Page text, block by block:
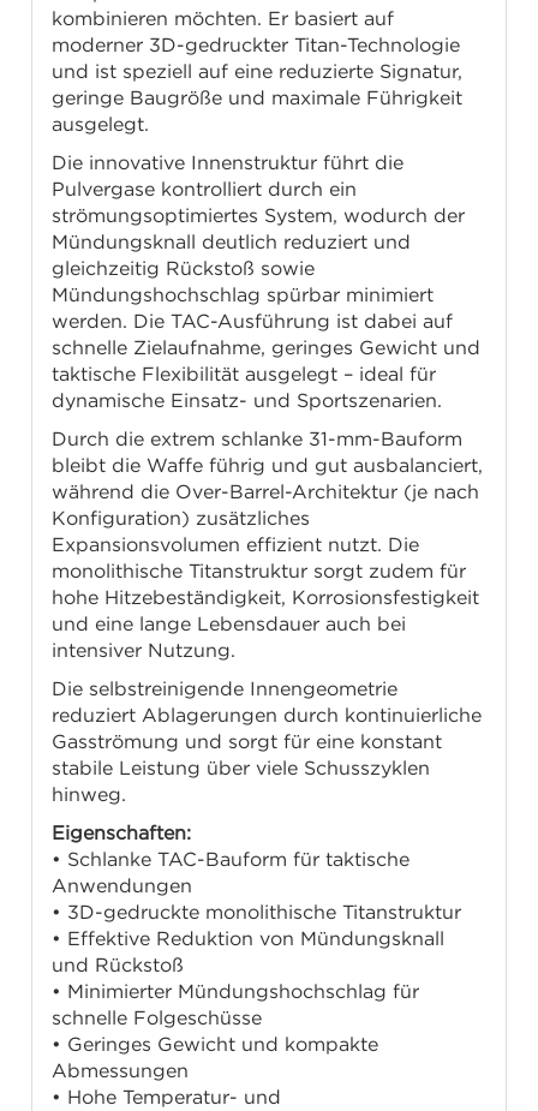
kombinieren möchten. Er basiert auf
moderner 3D-gedruckter Titan-Technologie
und ist speziell auf eine reduzierte Signatur,
geringe Baugröße und maximale Führigkeit
ausgelegt.
Die innovative Innenstruktur führt die
Pulvergase kontrolliert durch ein
strömungsoptimiertes System, wodurch der
Mündungsknall deutlich reduziert und
gleichzeitig Rückstoß sowie
Mündungshochschlag spürbar minimiert
werden. Die TAC-Ausführung ist dabei auf
schnelle Zielaufnahme, geringes Gewicht und
taktische Flexibilität ausgelegt – ideal für
dynamische Einsatz- und Sportszenarien.
Durch die extrem schlanke 31-mm-Bauform
bleibt die Waffe führig und gut ausbalanciert,
während die Over-Barrel-Architektur (je nach
Konfiguration) zusätzliches
Expansionsvolumen effizient nutzt. Die
monolithische Titanstruktur sorgt zudem für
hohe Hitzebeständigkeit, Korrosionsfestigkeit
und eine lange Lebensdauer auch bei
intensiver Nutzung.
Die selbstreinigende Innengeometrie
reduziert Ablagerungen durch kontinuierliche
Gasströmung und sorgt für eine konstant
stabile Leistung über viele Schusszyklen
hinweg.
Eigenschaften:
• Schlanke TAC-Bauform für taktische
Anwendungen
• 3D-gedruckte monolithische Titanstruktur
• Effektive Reduktion von Mündungsknall
und Rückstoß
• Minimierter Mündungshochschlag für
schnelle Folgeschüsse
• Geringes Gewicht und kompakte
Abmessungen
• Hohe Temperatur- und